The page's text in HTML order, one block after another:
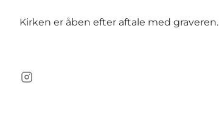
Kirken er åben efter aftale med graveren.
Instagram